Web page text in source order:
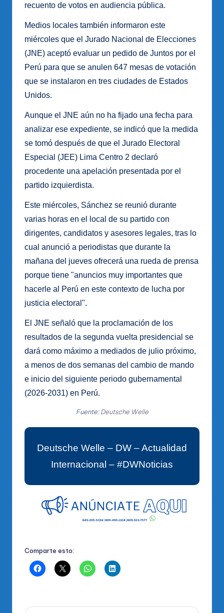
recuento de votos en audiencia pública.
Medios locales también informaron este
miércoles que el Jurado Nacional de Elecciones
(JNE) aceptó evaluar un pedido de Juntos por el
Perú para que se anulen 647 mesas de votación
que se instalaron en tres ciudades de Estados
Unidos.
Aunque el JNE aún no ha fijado una fecha para
analizar ese expediente, se indicó que la medida
se tomó después de que el Jurado Electoral
Especial (JEE) Lima Centro 2 declaró
procedente una apelación presentada por el
partido izquierdista.
Este miércoles, Sánchez se reunió durante
varias horas en el local de su partido con
dirigentes, candidatos y asesores legales, tras lo
cual anunció a periodistas que durante la
mañana del jueves ofrecerá una rueda de prensa
porque tiene "anuncios muy importantes que
hacerle al Perú en este contexto de lucha por
justicia electoral".
El JNE señaló que la proclamación de los
resultados de la segunda vuelta presidencial se
dará como máximo a mediados de julio próximo,
a menos de dos semanas del cambio de mando
e inicio del siguiente periodo gubernamental
(2026-2031) en Perú.
Fuente:Deutsche Welle
Deutsche Welle – DW – Actualidad
Internacional – #DWNoticias
Comparte esto: